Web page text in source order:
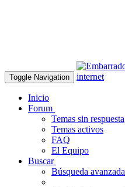
Toggle Navigation
Inicio
Forum
Temas sin respuesta
Temas activos
FAQ
El Equipo
Buscar
Búsqueda avanzada